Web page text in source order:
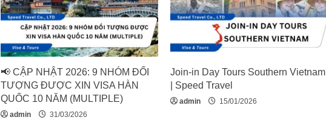
📢 CẬP NHẬT 2026: 9 NHÓM ĐỐI
TƯỢNG ĐƯỢC XIN VISA HÀN
QUỐC 10 NĂM (MULTIPLE)
admin 31/03/2026
Join-in Day Tours Southern Vietnam
| Speed Travel
admin 15/01/2026